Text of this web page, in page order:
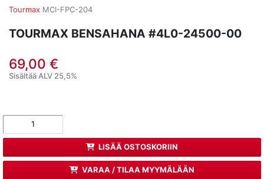
Tourmax MCI-FPC-204
TOURMAX BENSAHANA #4L0-24500-00
69,00 €
Sisältää ALV 25,5%
LISÄÄ OSTOSKORIIN
VARAA / TILAA MYYMÄLÄÄN